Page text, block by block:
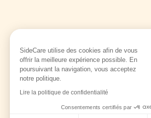
SideCare utilise des cookies afin de vous
offrir la meilleure expérience possible. En
poursuivant la navigation, vous acceptez
notre politique.
Lire la politique de confidentialité
Consentements certifiés par